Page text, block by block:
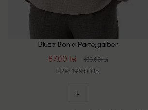
Bluza Bon a Parte, galben
87.00 lei 135.00 lei
RRP: 199.00 lei
L